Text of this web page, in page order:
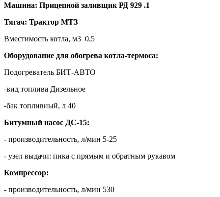
Машина: Прицепной заливщик РД 929 .1
Тягач: Трактор МТЗ
Вместимость котла, м3 0,5
Оборудование для обогрева котла-термоса:
Подогреватель БИТ-АВТО
-вид топлива Дизельное
-бак топливный, л 40
Битумный насос ДС-15:
- производительность, л/мин 5-25
- узел выдачи: пика с прямым и обратным рукавом
Компрессор:
- производительность, л/мин 530